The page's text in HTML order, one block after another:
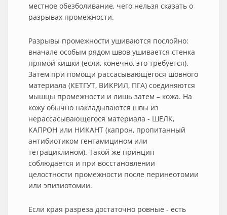
местное обезболивание, чего нельзя сказать о
разрывах промежности.
Разрывы промежности ушиваются послойно:
вначале особым рядом швов ушивается стенка
прямой кишки (если, конечно, это требуется).
Затем при помощи рассасывающегося шовного
материала (КЕТГУТ, ВИКРИЛ, ПГА) соединяются
мышцы промежности и лишь затем – кожа. На
кожу обычно накладываются швы из
нерассасывающегося материала - ШЕЛК,
КАПРОН или НИКАНТ (капрон, пропитанный
антибиотиком гентамицином или
тетрациклином). Такой же принцип
соблюдается и при восстановлении
целостности промежности после перинеотомии
или эпизиотомии.
Если края разреза достаточно ровные - есть